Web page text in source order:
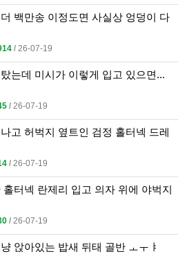
백만송 이정도면 사실상 엉덩이 다
l 26-07-19
는데 미시가 이렇게 입고 있으면...
l 26-07-19
고 허벅지 옆트인 검정 홀터넥 드레
l 26-07-19
터넥 란제리 입고 의자 위에 야벅지
l 26-07-19
앉아있는 밥새 뒤태 골반 ㅗㅜㅑ